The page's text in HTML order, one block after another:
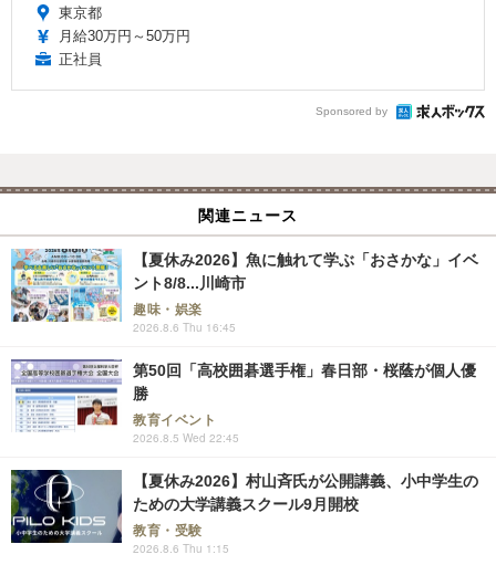
東京都
月給30万円～50万円
正社員
Sponsored by
関連ニュース
【夏休み2026】魚に触れて学ぶ「おさかな」イベ
ント8/8...川崎市
趣味・娯楽
2026.8.6 Thu 16:45
第50回「高校囲碁選手権」春日部・桜蔭が個人優
勝
教育イベント
2026.8.5 Wed 22:45
【夏休み2026】村山斉氏が公開講義、小中学生の
ための大学講義スクール9月開校
教育・受験
2026.8.6 Thu 1:15